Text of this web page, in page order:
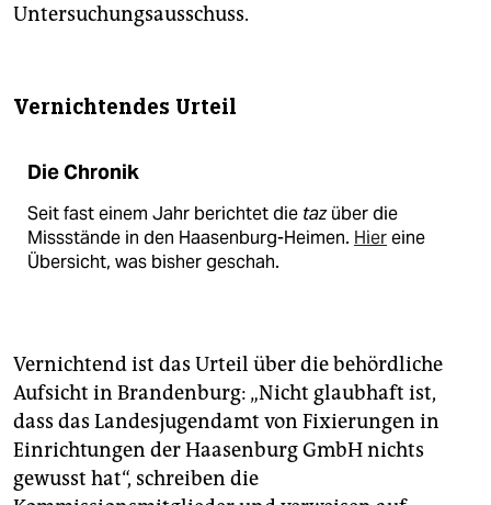
Untersuchungsausschuss.
Vernichtendes Urteil
Die Chronik
Seit fast einem Jahr berichtet die tazüber die
Missstände in den Haasenburg-Heimen. Hiereine
Übersicht, was bisher geschah.
Vernichtend ist das Urteil über die behördliche
Aufsicht in Brandenburg: „Nicht glaubhaft ist,
dass das Landesjugendamt von Fixierungen in
Einrichtungen der Haasenburg GmbH nichts
gewusst hat“, schreiben die